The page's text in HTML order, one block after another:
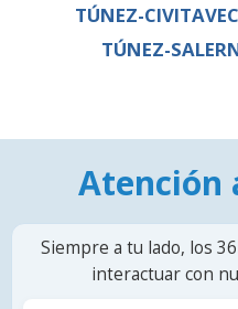
TÚNEZ-
TÚNEZ-
Atención
Siempre a tu lado, los
interactuar con